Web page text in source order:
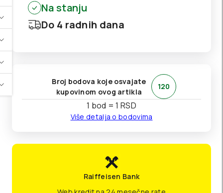
Na stanju
Do 4 radnih dana
Broj bodova koje osvajate
kupovinom ovog artikla
120
1 bod = 1 RSD
Više detalja o bodovima
Raiffeisen Bank